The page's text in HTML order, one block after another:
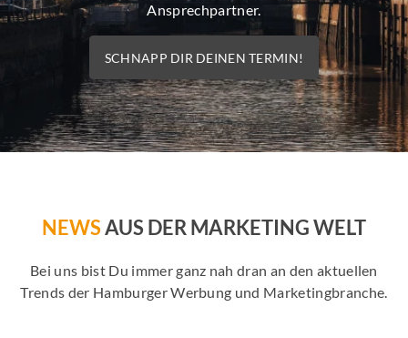
Ansprechpartner.
SCHNAPP DIR DEINEN TERMIN!
NEWSAUS DER MARKETING WELT
Bei uns bist Du immer ganz nah dran an den aktuellen
Trends der Hamburger Werbung und Marketingbranche.